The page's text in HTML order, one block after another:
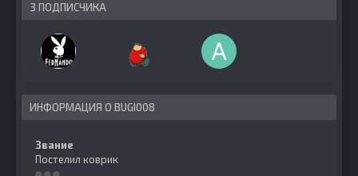
3 ПОДПИСЧИКА
ИНФОРМАЦИЯ О BUGI008
Звание
Постелил коврик